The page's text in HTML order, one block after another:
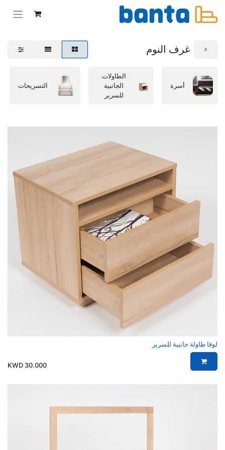
غرف النوم
أسرة
الطاولات
الجانبية
للسرير
التسريحات
لوفا طاولة جانبية للسرير
30.000